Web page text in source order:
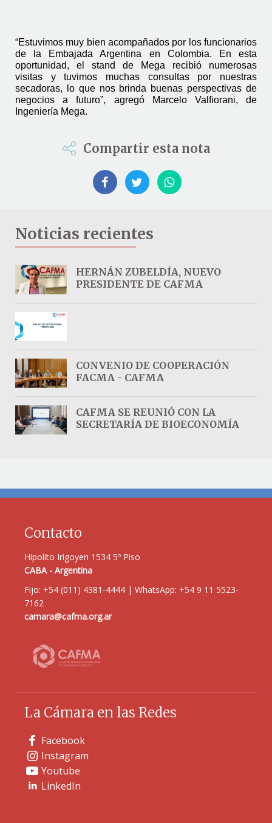
“Estuvimos muy bien acompañados por los funcionarios
de la Embajada Argentina en Colombia. En esta
oportunidad, el stand de Mega recibió numerosas
visitas y tuvimos muchas consultas por nuestras
secadoras, lo que nos brinda buenas perspectivas de
negocios a futuro”, agregó Marcelo Valfiorani, de
Ingeniería Mega.
Compartir esta nota
Noticias recientes
HERNÁN ZUBELDÍA, NUEVO
PRESIDENTE DE CAFMA
CONVENIO DE COOPERACIÓN
FACMA - CAFMA
CAFMA SE REUNIÓ CON LA
SECRETARÍA DE BIOECONOMÍA
Contacto
Hipolito Irigoyen 1534 5º Piso
CABA - Argentina
Fijo: +54 (011) 4381-4444 | WhatsApp: +54 9 11 5523-
7162
camara@cafma.org.ar
La Cámara en las Redes
Facebook
Instagram
Youtube
LinkedIn